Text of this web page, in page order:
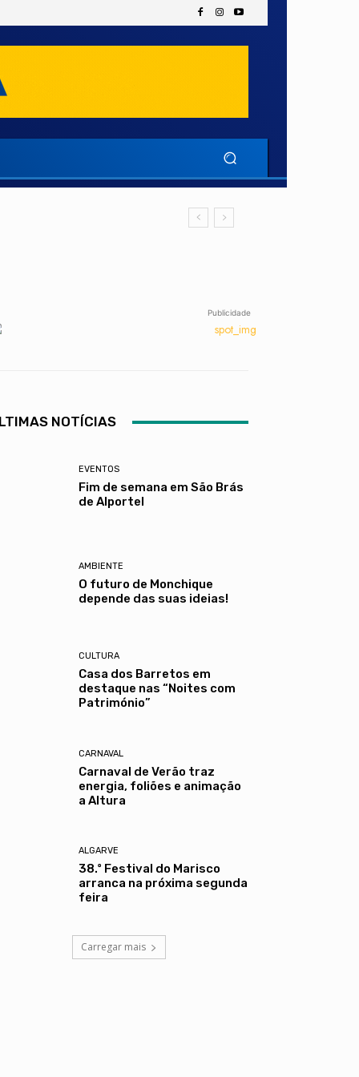
Publicidade
NOTÍCIAS
EVENTOS
Fim de semana em São Brás
de Alportel
AMBIENTE
O futuro de Monchique
depende das suas ideias!
CULTURA
Casa dos Barretos em
destaque nas “Noites com
Património”
CARNAVAL
Carnaval de Verão traz
energia, foliões e animação
a Altura
ALGARVE
38.º Festival do Marisco
arranca na próxima segunda
feira
Carregar mais